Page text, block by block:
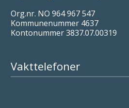
Org.nr. NO 964 967 547
Kommunenummer 4637
Kontonummer 3837.07.00319
Vakttelefoner